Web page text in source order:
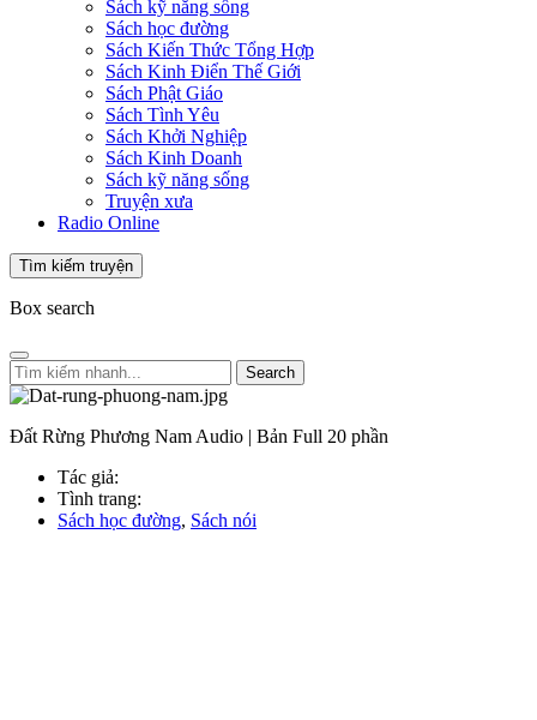
Sách kỹ năng sống
Sách học đường
Sách Kiến Thức Tổng Hợp
Sách Kinh Điển Thế Giới
Sách Phật Giáo
Sách Tình Yêu
Sách Khởi Nghiệp
Sách Kinh Doanh
Sách kỹ năng sống
Truyện xưa
Radio Online
Tìm kiếm truyện
Box search
Search
Đất Rừng Phương Nam Audio | Bản Full 20 phần
Tác giả:
Tình trang:
Sách học đường, Sách nói